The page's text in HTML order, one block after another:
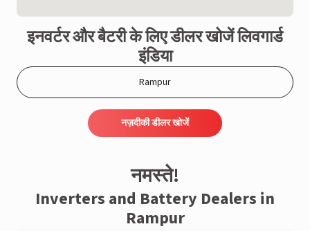
इनवर्टर और बैटरी के लिए डीलर खोजें लिवगार्ड
इंडिया
नज़दीकी डीलर खोजें
नमस्ते!
Inverters and Battery Dealers in
Rampur